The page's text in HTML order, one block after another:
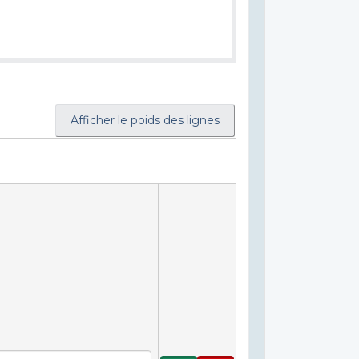
Afficher le poids des lignes